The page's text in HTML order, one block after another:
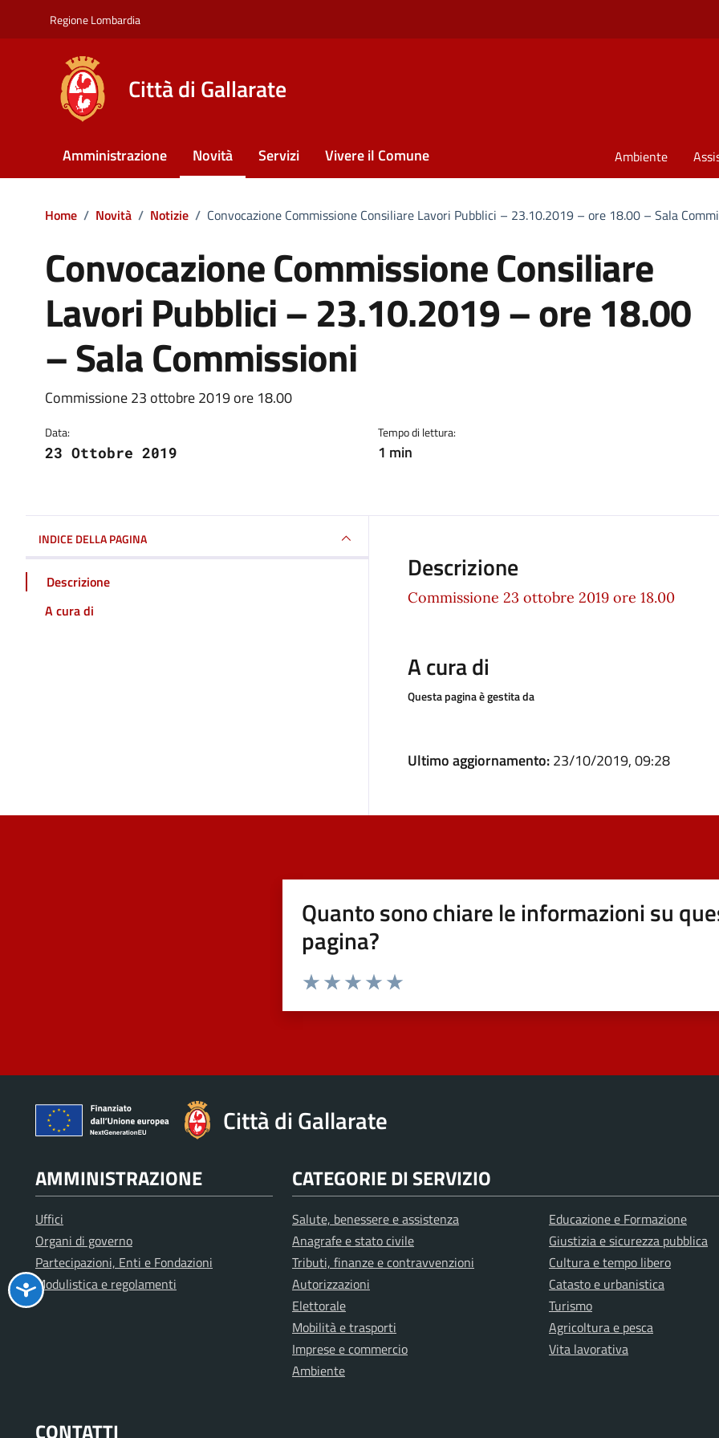
Regione Lombardia
Città di Gallarate
Amministrazione Novità Servizi Vivere il Comune Ambiente
Home / Novità / Notizie / Convocazione Commissione Consiliare Lavori Pubblici – 23.10.2019 – ore 18.00 – Sala
Convocazione Commissione Consiliare
Lavori Pubblici – 23.10.2019 – ore 18.00
– Sala Commissioni
Dettagli della notizia
Commissione 23 ottobre 2019 ore 18.00
Data:
23 Ottobre 2019
Tempo di lettura:
1 min
INDICE DELLA PAGINA
Descrizione
A cura di
Descrizione
Commissione 23 ottobre 2019 ore 18.00
A cura di
Questa pagina è gestita da
Ultimo aggiornamento:23/10/2019, 09:28
Quanto sono chiare le informazioni su
pagina?
Città di Gallarate
AMMINISTRAZIONE
Uffici
Organi di governo
Partecipazioni, Enti e Fondazioni
Modulistica e regolamenti
CATEGORIE DI SERVIZIO
Salute, benessere e assistenza
Anagrafe e stato civile
Tributi, finanze e contravvenzioni
Autorizzazioni
Elettorale
Mobilità e trasporti
Imprese e commercio
Ambiente
Educazione e Formazione
Giustizia e sicurezza pubblica
Cultura e tempo libero
Catasto e urbanistica
Turismo
Agricoltura e pesca
Vita lavorativa
CONTATTI